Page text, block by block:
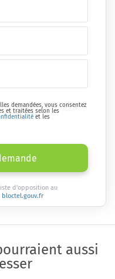
demandées, vous consentez
et traitées selon les
et les
d'opposition au
bloctel.gouv.fr
aussi